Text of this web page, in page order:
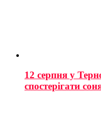
12 серпня у
спостерігати